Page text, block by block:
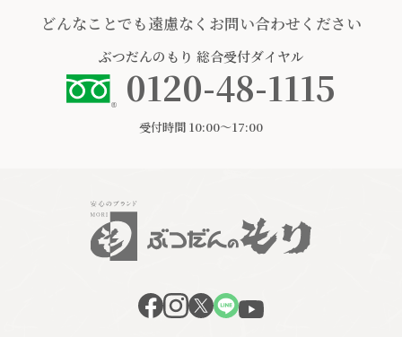
どんなことでも遠慮なくお問い合わせください
ぶつだんのもり 総合受付ダイヤル
0120-48-1115
受付時間 10:00〜17:00